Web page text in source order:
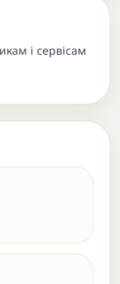
і сервісам